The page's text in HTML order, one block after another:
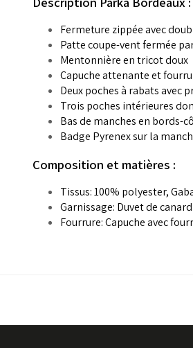
Fermeture zippée avec
Patte coupe-vent fermée
Mentonnière en tricot doux
Capuche attenante et
Deux poches à rabats avec
Trois poches intérieures
Bas de manches en bords-
Badge Pyrenex sur la
Composition et matières :
Tissus: 100% polyester,
Garnissage: Duvet de
Fourrure: Capuche avec